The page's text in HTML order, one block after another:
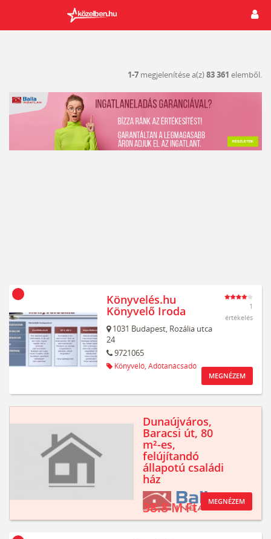
1-7 megjelenítése a(z)83 361 elemből.
Könyvelés.hu
Könyvelő Iroda
1031 Budapest, Rozália utca
24
9721065
Könyvelő, Adótanácsadó
1
értékelés
MEGNÉZEM
Dunaújváros,
Baracsi út, 80
m²-es,
felújítandó
állapotú családi
ház
38.8 M Ft MEGNÉZEM